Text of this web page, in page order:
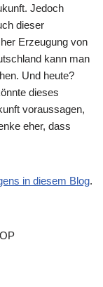
Jedoch
dieser
Erzeugung von
kann man
Und heute?
dieses
voraussagen,
eher, dass
in diesem Blog.